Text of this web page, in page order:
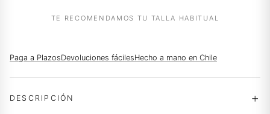
TE RECOMENDAMOS TU TALLA HABITUAL
Paga a PlazosDevoluciones fácilesHecho a mano en Chile
DESCRIPCIÓN